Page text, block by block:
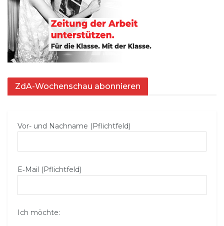
ZdA-Wochenschau abonnieren
Vor- und Nachname (Pflichtfeld)
E‑Mail (Pflichtfeld)
Ich möchte: